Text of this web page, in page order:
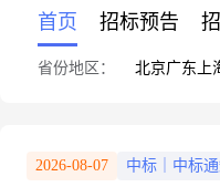
首页 招标预告
省份地区： 北京广东 上
2026-08-07 中标｜中标通